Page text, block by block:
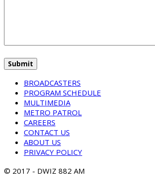
BROADCASTERS
PROGRAM SCHEDULE
MULTIMEDIA
METRO PATROL
CAREERS
CONTACT US
ABOUT US
PRIVACY POLICY
© 2017 - DWIZ 882 AM